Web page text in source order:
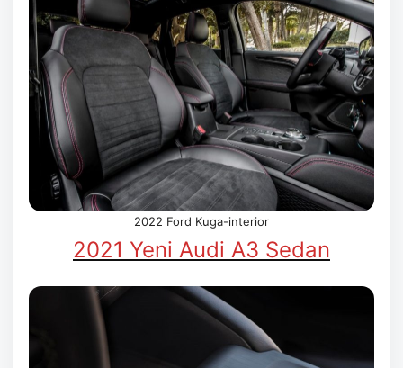
2022 Ford Kuga-interior
2021 Yeni Audi A3 Sedan